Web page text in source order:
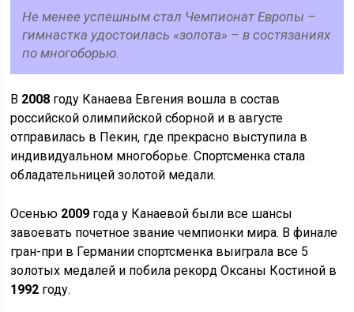
Не менее успешным стал Чемпионат Европы –
гимнастка удостоилась «золота» – в состязаниях
по многоборью.
В 2008 году Канаева Евгения вошла в состав
российской олимпийской сборной и в августе
отправилась в Пекин, где прекрасно выступила в
индивидуальном многоборье. Спортсменка стала
обладательницей золотой медали.
Осенью 2009 года у Канаевой были все шансы
завоевать почетное звание чемпионки мира. В финале
гран-при в Германии спортсменка выиграла все 5
золотых медалей и побила рекорд Оксаны Костиной в
1992 году.